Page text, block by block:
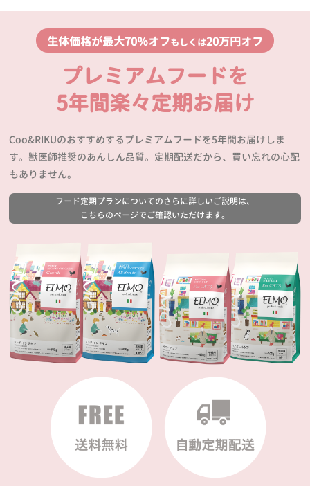
生体価格が最大70％オフもしくは20万円オフ
プレミアムフードを
5年間楽々定期お届け
Coo&RIKUのおすすめするプレミアムフードを5年間お届けしま
す。獣医師推奨のあんしん品質。定期配送だから、買い忘れの心配
もありません。
フード定期プランについてのさらに詳しいご説明は、
こちらのページでご確認いただけます。